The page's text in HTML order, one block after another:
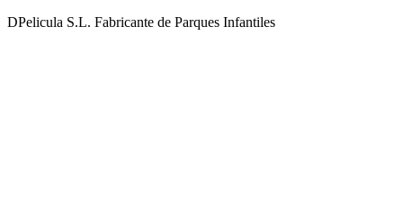
DPelicula S.L. Fabricante de Parques Infantiles